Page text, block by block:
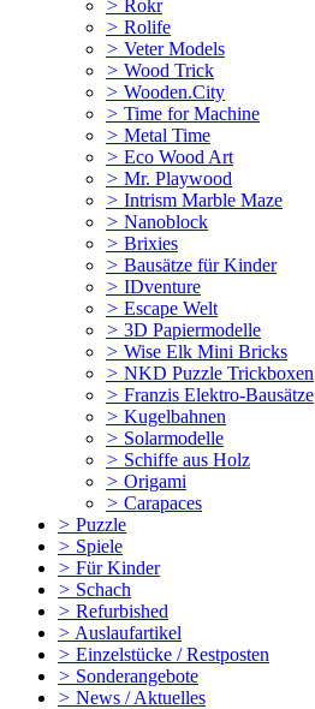
> Rokr
> Rolife
> Veter Models
> Wood Trick
> Wooden.City
> Time for Machine
> Metal Time
> Eco Wood Art
> Mr. Playwood
> Intrism Marble Maze
> Nanoblock
> Brixies
> Bausätze für Kinder
> IDventure
> Escape Welt
> 3D Papiermodelle
> Wise Elk Mini Bricks
> NKD Puzzle Trickboxen
> Franzis Elektro-Bausätze
> Kugelbahnen
> Solarmodelle
> Schiffe aus Holz
> Origami
> Carapaces
> Puzzle
> Spiele
> Für Kinder
> Schach
> Refurbished
> Auslaufartikel
> Einzelstücke / Restposten
> Sonderangebote
> News / Aktuelles